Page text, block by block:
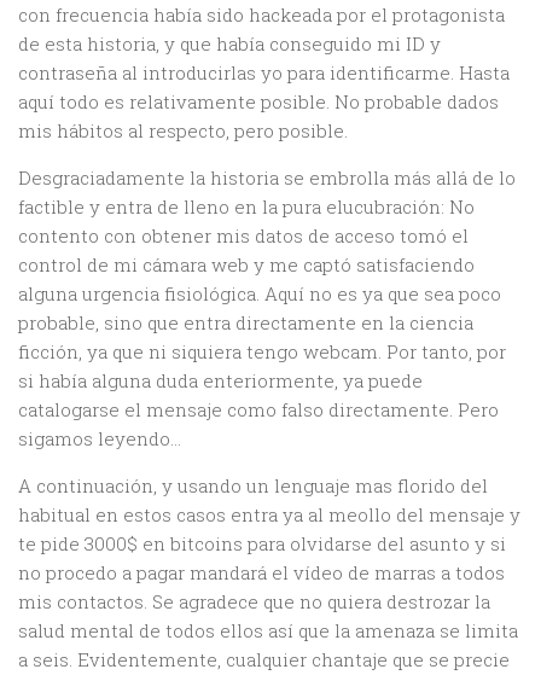
con frecuencia había sido hackeada por el protagonista
de esta historia, y que había conseguido mi ID y
contraseña al introducirlas yo para identificarme. Hasta
aquí todo es relativamente posible. No probable dados
mis hábitos al respecto, pero posible.
Desgraciadamente la historia se embrolla más allá de lo
factible y entra de lleno en la pura elucubración: No
contento con obtener mis datos de acceso tomó el
control de mi cámara web y me captó satisfaciendo
alguna urgencia fisiológica. Aquí no es ya que sea poco
probable, sino que entra directamente en la ciencia
ficción, ya que ni siquiera tengo webcam. Por tanto, por
si había alguna duda enteriormente, ya puede
catalogarse el mensaje como falso directamente. Pero
sigamos leyendo…
A continuación, y usando un lenguaje mas florido del
habitual en estos casos entra ya al meollo del mensaje y
te pide 3000$ en bitcoins para olvidarse del asunto y si
no procedo a pagar mandará el vídeo de marras a todos
mis contactos. Se agradece que no quiera destrozar la
salud mental de todos ellos así que la amenaza se limita
a seis. Evidentemente, cualquier chantaje que se precie